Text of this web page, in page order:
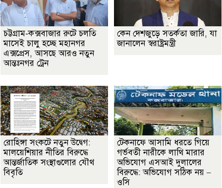
চট্টগ্রাম-কক্সবাজার রুটে চলতি
মাসেই চালু হচ্ছে মহানগর
এক্সপ্রেস, আসছে আরও নতুন
আন্তঃনগর ট্রেন
কেন দেশজুড়ে সতর্কতা জারি, যা
জানালেন স্বরাষ্ট্রমন্ত্রী
রোহিঙ্গা সংকটে নতুন উদ্বেগ:
মালয়েশিয়ার নীতির বিরুদ্ধে
আন্তর্জাতিক সংস্থাগুলোর যৌথ
বিবৃতি
টেকনাফে আসামি ধরতে গিয়ে
গর্ভবতী নারীকে লাথি মারার
অভিযোগ এসআই দুলালের
বিরুদ্ধে: অভিযোগ সঠিক নয় –
ওসি